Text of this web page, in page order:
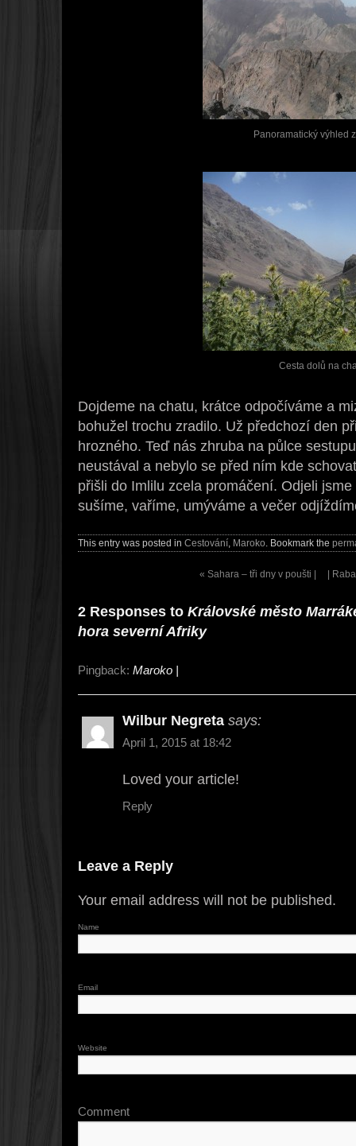
Panoramatický výhled
Cesta dolů na
Dojdeme na chatu, krátce odpočíváme a
bohužel trochu zradilo. Už předchozí den
hrozného. Teď nás zhruba na půlce
neustával a nebylo se před ním kde
přišli do Imlilu zcela promáčení. Odjeli
sušíme, vaříme, umýváme a večer
This entry was posted in Cestování, Maroko. Bookmark the
« Sahara – tři dny v poušti | |
2 Responses to Královské město
hora severní Afriky
Pingback: Maroko |
Wilbur Negreta says:
April 1, 2015 at 18:42
Loved your article!
Reply
Leave a Reply
Your email address will not be published.
Name
Email
Website
Comment